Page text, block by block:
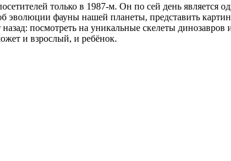
только в 1987-м. Он по сей день является
фауны нашей планеты, представить
посмотреть на уникальные скелеты динозавров
и взрослый, и ребёнок.